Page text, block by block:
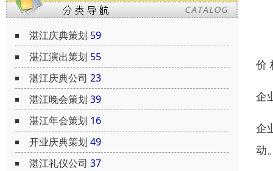
湛江庆典策划 59
湛江演出策划 55
湛江庆典公司 23
湛江晚会策划 39
湛江年会策划 16
开业庆典策划 49
湛江礼仪公司 37
价
企
企
动